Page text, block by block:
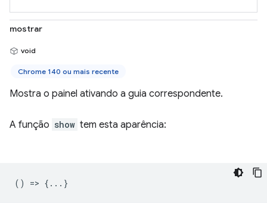
mostrar
void
Chrome 140 ou mais recente
Mostra o painel ativando a guia correspondente.
A função show tem esta aparência:
() => {...}